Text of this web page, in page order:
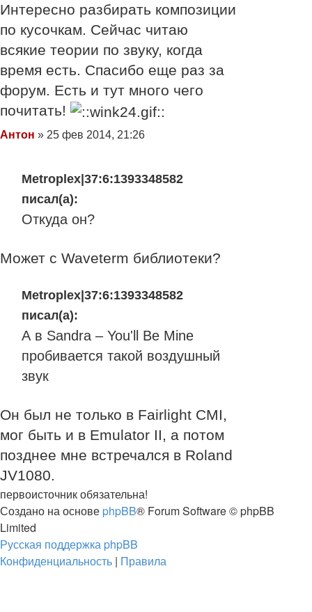
Интересно разбирать композиции
по кусочкам. Сейчас читаю
всякие теории по звуку, когда
время есть. Спасибо еще раз за
форум. Есть и тут много чего
почитать!
Сообщение
Антон » 25 фев 2014, 21:26
Metroplex|37:6:1393348582
писал(а):
Откуда он?
Может с Waveterm библиотеки?
Metroplex|37:6:1393348582
писал(а):
А в Sandra – You'll Be Mine
пробивается такой воздушный
звук
Он был не только в Fairlight CMI,
мог быть и в Emulator II, а потом
позднее мне встречался в Roland
JV1080.
первоисточник обязательна!
Создано на основе phpBB® Forum Software © phpBB
Limited
Русская поддержка phpBB
Конфиденциальность | Правила